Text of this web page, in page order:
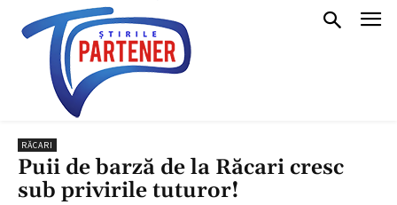
RĂCARI
Puii de barză de la Răcari cresc
sub privirile tuturor!